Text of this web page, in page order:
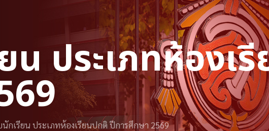
น ประเภทห้องเ
นักเรียน ประเภทห้องเรียนปกติ ปีการศึกษา 2569